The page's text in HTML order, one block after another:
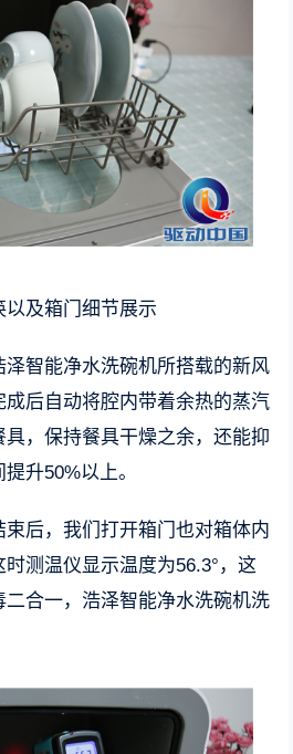
及箱门细节展示
泽智能净水洗碗机所搭载的新风
后自动将腔内带着余热的蒸汽
，保持餐具干燥之余，还能抑
升50%以上。
束后，我们打开箱门也对箱体内
测温仪显示温度为56.3°，这
合一，浩泽智能净水洗碗机洗